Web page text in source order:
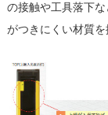
の接触や工具落下
がつきにくい材質を